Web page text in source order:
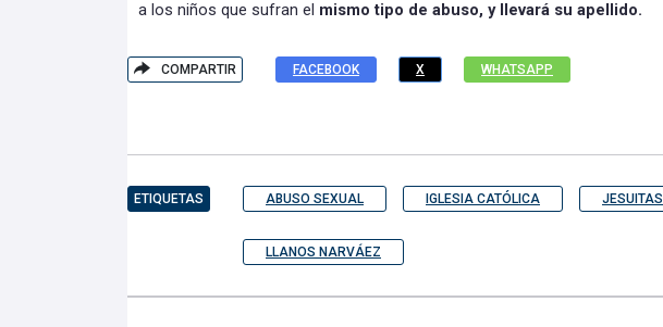
a los niños que sufran el mismo tipo de abuso, y llevará su apellido.
COMPARTIR FACEBOOK X WHATSAPP
ETIQUETAS ABUSO SEXUAL IGLESIA CATÓLICA JESUITAS
LLANOS NARVÁEZ